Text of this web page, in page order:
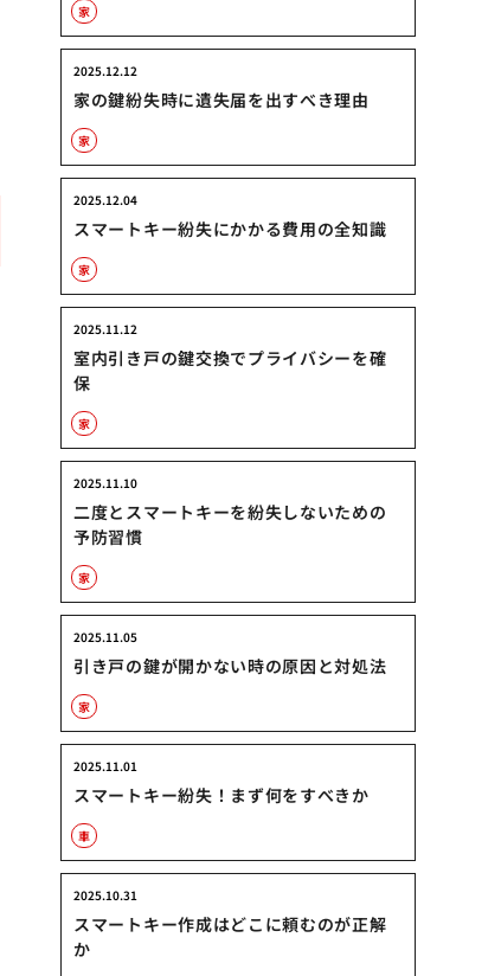
家
家の鍵紛失時に遺失届を出すべき理由
2025.12.12
家
スマートキー紛失にかかる費用の全知識
2025.12.04
家
室内引き戸の鍵交換でプライバシーを確
保
2025.11.12
家
二度とスマートキーを紛失しないための
予防習慣
2025.11.10
家
引き戸の鍵が開かない時の原因と対処法
2025.11.05
家
スマートキー紛失！まず何をすべきか
2025.11.01
車
スマートキー作成はどこに頼むのが正解
か
2025.10.31